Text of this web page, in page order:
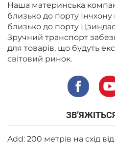
Наша материнська
близько до порту Інчхону
близько до порту
Зручний транспорт
для товарів, що будуть
світовий ринок.
Add: 200 метрів на схід